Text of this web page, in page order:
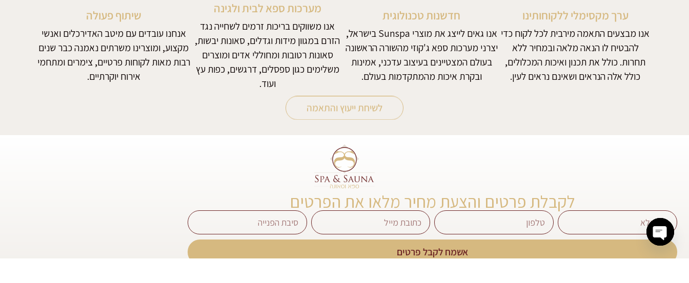
ערך מקסימלי ללקוחותינו
אנו מבצעים התאמה מירבית לכל לקוח כדי
להבטיח לו הנאה מלאה ובמחיר ללא
תחרות. כולל את תכנון ואיכות המכלולים,
כולל אלה הנראים ושאינם נראים לעין.
חדשנות טכנולוגית
אנו גאים לייצג את מוצרי Sunspa בישראל,
יצרני מערכות ספא ג'קוזי מהשורה הראשונה
בעולם המצטיינים בעיצוב עדכני, אמינות
ובקרת איכות מהמתקדמות בעולם.
מערכות ספא לבית ולגינה
אנו משווקים בריכות זרמים לשחייה נגד
הזרם במגוון מידות וגדלים, סאונות יבשות,
סאונות רטובות ומחוללי אדים ומוצרים
משלימים כגון ספסלים, דרגשים, כפות עץ
ועוד.
שיתוף פעולה
אנחנו עובדים עם מיטב האדירכלים ואנשי
מקצוע, ומוצרינו משרתים נאמנה כבר שנים
רבות מאות לקוחות פרטיים, צימרים ומתחמי
אירוח יוקרתיים.
לשיחת ייעוץ והתאמה
לקבלת פרטים והצעת מחיר מלאו את הפרטים
אשמח לקבל פרטים